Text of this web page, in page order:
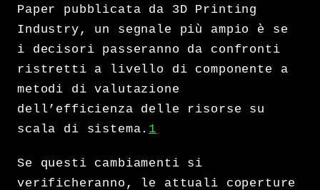
Paper pubblicata da 3D Printing
Industry, un segnale più ampio è se
i decisori passeranno da confronti
ristretti a livello di componente a
metodi di valutazione
dell’efficienza delle risorse su
scala di sistema. 1
Se questi cambiamenti si
verificheranno, le attuali coperture